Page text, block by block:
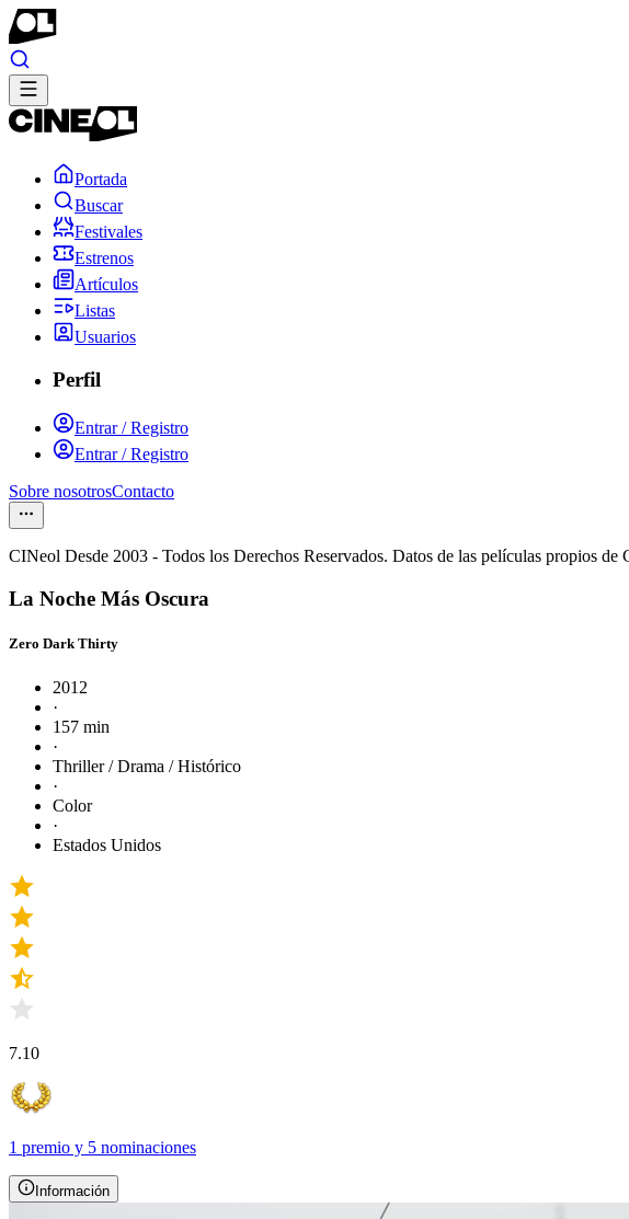
Portada
Buscar
Festivales
Estrenos
Artículos
Listas
Usuarios
Perfil
Entrar / Registro
Entrar / Registro
Sobre nosotrosContacto
CINeol Desde 2003 - Todos los Derechos Reservados. Datos de las películas propios
La Noche Más Oscura
Zero Dark Thirty
2012
·
157 min
·
Thriller / Drama / Histórico
·
Color
·
Estados Unidos
7.10
1 premio y 5 nominaciones
Información